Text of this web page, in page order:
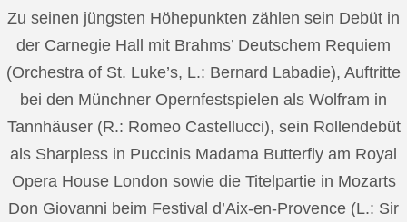
Zu seinen jüngsten Höhepunkten zählen sein Debüt in
der Carnegie Hall mit Brahms’ Deutschem Requiem
(Orchestra of St. Luke’s, L.: Bernard Labadie), Auftritte
bei den Münchner Opernfestspielen als Wolfram in
Tannhäuser (R.: Romeo Castellucci), sein Rollendebüt
als Sharpless in Puccinis Madama Butterfly am Royal
Opera House London sowie die Titelpartie in Mozarts
Don Giovanni beim Festival d’Aix-en-Provence (L.: Sir